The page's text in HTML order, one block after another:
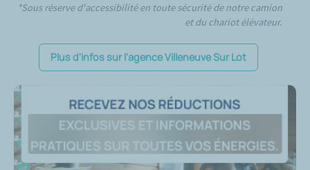
*Sous réserve d'accessibilité en toute sécurité de notre camion
et du chariot élévateur.
Plus d'infos sur l'agence Villeneuve Sur Lot